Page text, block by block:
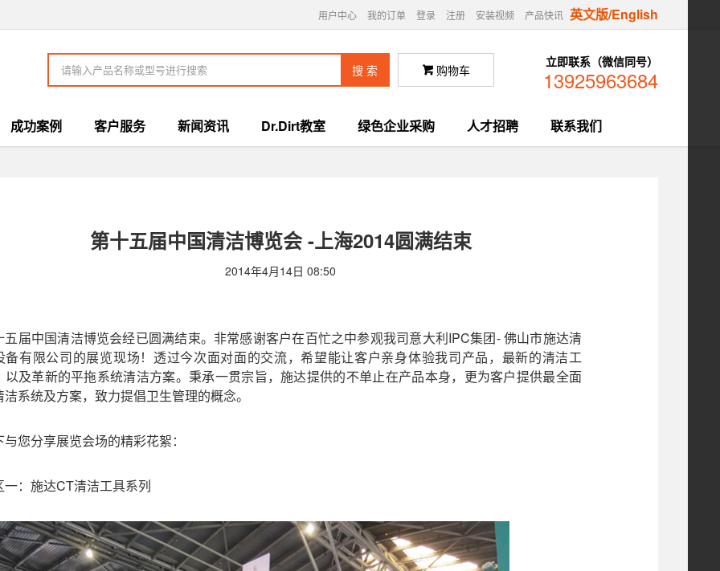
用户中心 我的订单 登录 注册 安装视频 产品快讯 英文版/English
 购物车
立即联系（微信同号）
13925963684
成功案例 客户服务 新闻资讯 Dr.Dirt教室 绿色企业采购 人才招聘 联系我们
第十五届中国清洁博览会 -上海2014圆满结束
2014年4月14日 08:50
五届中国清洁博览会经已圆满结束。非常感谢客户在百忙之中参观我司意大利IPC集团- 佛山市施达清
备有限公司的展览现场！透过今次面对面的交流，希望能让客户亲身体验我司产品，最新的清洁工
以及革新的平拖系统清洁方案。秉承一贯宗旨，施达提供的不单止在产品本身，更为客户提供最全面
洁系统及方案，致力提倡卫生管理的概念。
与您分享展览会场的精彩花絮：
一：施达CT清洁工具系列